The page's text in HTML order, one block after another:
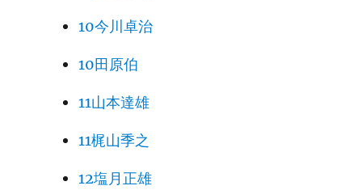
10今川卓治
10田原伯
11山本達雄
11梶山季之
12塩月正雄